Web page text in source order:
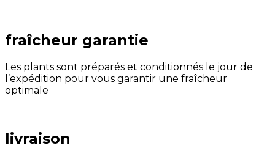
fraîcheur garantie
Les plants sont préparés et conditionnés le jour de
l’expédition pour vous garantir une fraîcheur
optimale
livraison